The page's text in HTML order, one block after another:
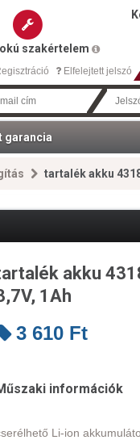
szakértelem
Elfelejtett jelszó
garancia
tartalék akku
akku
1Ah
3 610 Ft
információk
Li-ion